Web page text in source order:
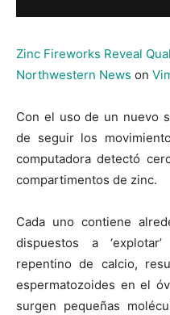
Zinc Fireworks Reveal
Northwestern News on
Con el uso de un nuevo
de seguir los
computadora detectó
compartimentos de zinc.
Cada uno contiene
dispuestos a
repentino de calcio,
espermatozoides en el
surgen pequeñas